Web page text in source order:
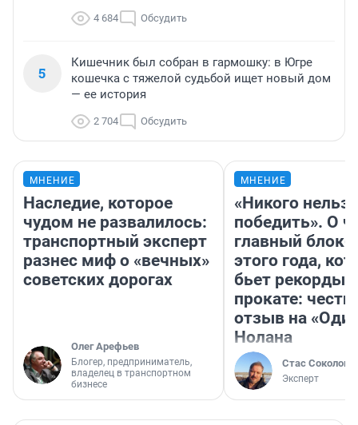
4 684 Обсудить
5
Кишечник был собран в гармошку: в Югре
кошечка с тяжелой судьбой ищет новый дом
— ее история
2 704 Обсудить
МНЕНИЕ
Наследие, которое
чудом не развалилось:
транспортный эксперт
разнес миф о «вечных»
советских дорогах
Олег Арефьев
Блогер, предприниматель,
владелец в транспортном
бизнесе
МНЕНИЕ
«Никого нельзя
победить». О
главный
этого года,
бьет рекорды в
прокате:
отзыв на
Нолана
Стас Соколов
Эксперт